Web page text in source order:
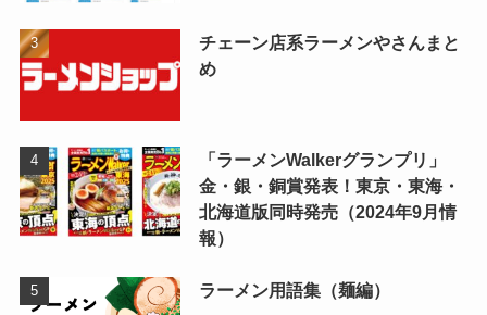
チェーン店系ラーメンやさんまと
め
「ラーメンWalkerグランプリ」
金・銀・銅賞発表！東京・東海・
北海道版同時発売（2024年9月情
報）
ラーメン用語集（麺編）